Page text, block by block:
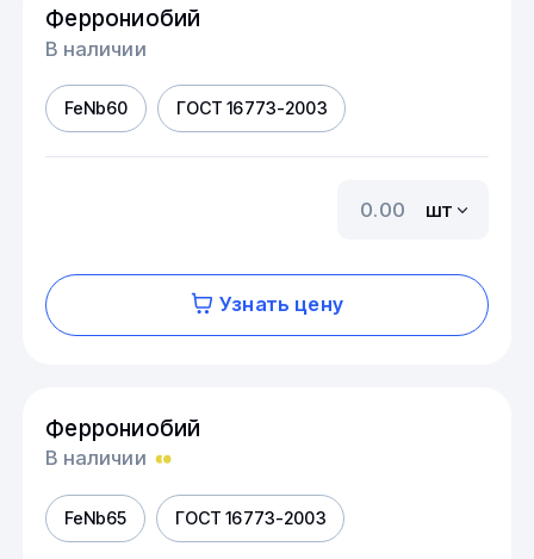
Феррониобий
В наличии
FeNb60 ГОСТ 16773-2003
шт
Узнать цену
Феррониобий
В наличии
FeNb65 ГОСТ 16773-2003